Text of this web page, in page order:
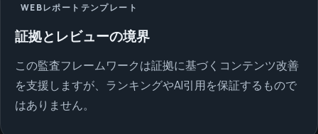
WEBレポートテンプレート
証拠とレビューの境界
この監査フレームワークは証拠に基づくコンテンツ改善
を支援しますが、ランキングやAI引用を保証するもので
はありません。